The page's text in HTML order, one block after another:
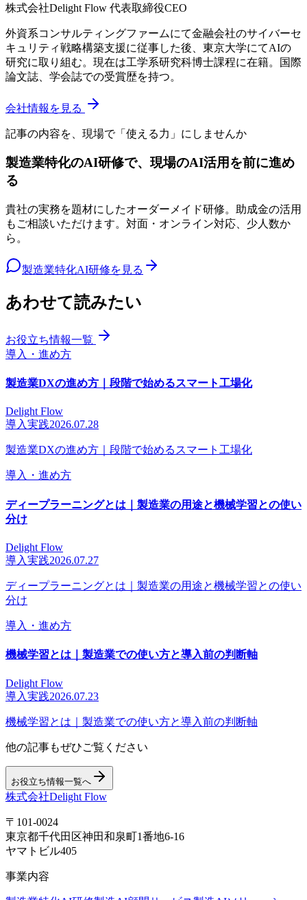
株式会社Delight Flow 代表取締役CEO
外資系コンサルティングファームにて金融会社のサイバーセ
キュリティ戦略構築支援に従事した後、東京大学にてAIの
研究に取り組む。現在は工学系研究科博士課程に在籍。国際
論文誌、学会誌での受賞歴を持つ。
会社情報を見る
記事の内容を、現場で「使える力」にしませんか
製造業特化のAI研修で、現場のAI活用を前に進め
る
貴社の実務を題材にしたオーダーメイド研修。助成金の活用
もご相談いただけます。対面・オンライン対応、少人数か
ら。
製造業特化AI研修を見る
あわせて読みたい
お役立ち情報一覧
導入・進め方
製造業DXの進め方｜段階で始めるスマート工場化
Delight Flow
導入実践2026.07.28
製造業DXの進め方｜段階で始めるスマート工場化
導入・進め方
ディープラーニングとは｜製造業の用途と機械学習との使い
分け
Delight Flow
導入実践2026.07.27
ディープラーニングとは｜製造業の用途と機械学習との使い
分け
導入・進め方
機械学習とは｜製造業での使い方と導入前の判断軸
Delight Flow
導入実践2026.07.23
機械学習とは｜製造業での使い方と導入前の判断軸
他の記事もぜひご覧ください
お役立ち情報一覧へ
株式会社Delight Flow
〒101-0024
東京都千代田区神田和泉町1番地6-16
ヤマトビル405
事業内容